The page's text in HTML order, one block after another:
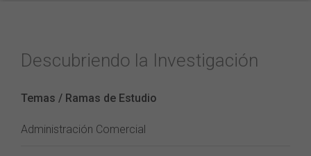
Descubriendo la Investigación
Temas / Ramas de Estudio
Administración Comercial